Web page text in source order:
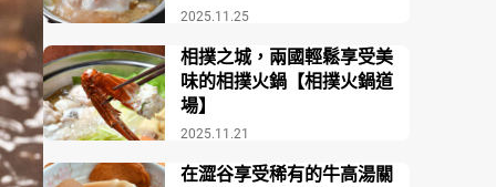
2025.11.25
2025.11.21
相撲之城，兩國輕鬆享受美
味的相撲火鍋【相撲火鍋道
場】
在澀谷享受稀有的牛高湯關